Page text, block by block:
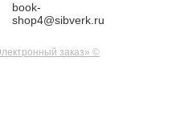
book-
shop4@sibverk.ru
заказ» ©